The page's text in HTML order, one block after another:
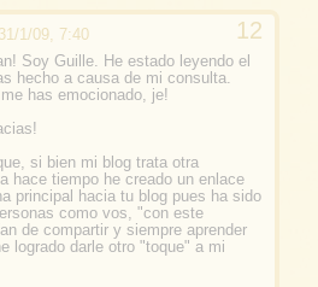
31/1/09, 7:40
Soy Guille. He estado leyendo el
hecho a causa de mi consulta.
has emocionado, je!
si bien mi blog trata otra
hace tiempo he creado un enlace
principal hacia tu blog pues ha sido
como vos, "con este
de compartir y siempre aprender
logrado darle otro "toque" a mi